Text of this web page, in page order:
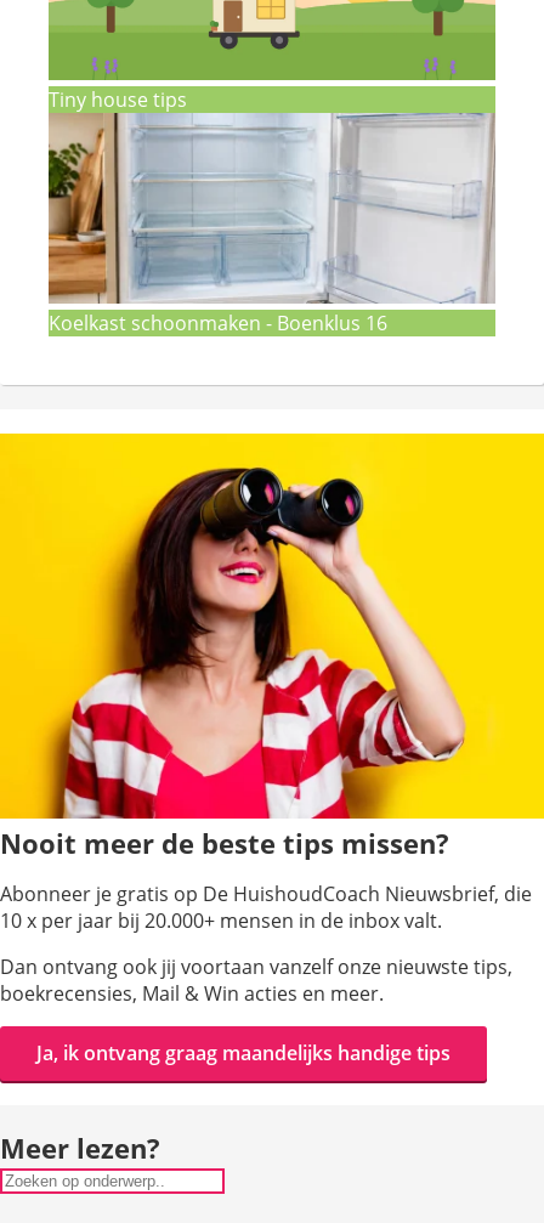
Tiny house tips
Koelkast schoonmaken - Boenklus 16
Nooit meer de beste tips missen?
Abonneer je gratis op De HuishoudCoach Nieuwsbrief, die
10 x per jaar bij 20.000+ mensen in de inbox valt.
Dan ontvang ook jij voortaan vanzelf onze nieuwste tips,
boekrecensies, Mail & Win acties en meer.
Ja, ik ontvang graag maandelijks handige tips
Meer lezen?